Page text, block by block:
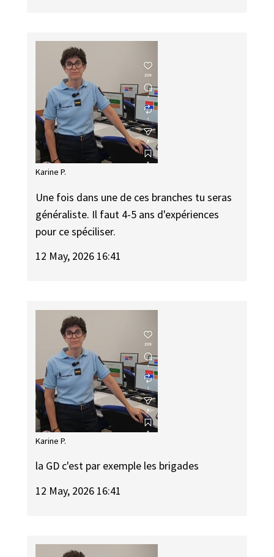
Karine P.
Une fois dans une de ces branches tu seras
généraliste. Il faut 4-5 ans d'expériences
pour ce spéciliser.
12 May, 2026 16:41
Karine P.
la GD c'est par exemple les brigades
12 May, 2026 16:41